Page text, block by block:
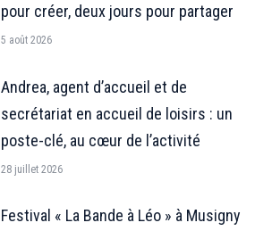
pour créer, deux jours pour partager
5 août 2026
Andrea, agent d’accueil et de
secrétariat en accueil de loisirs : un
poste-clé, au cœur de l’activité
28 juillet 2026
Festival « La Bande à Léo » à Musigny